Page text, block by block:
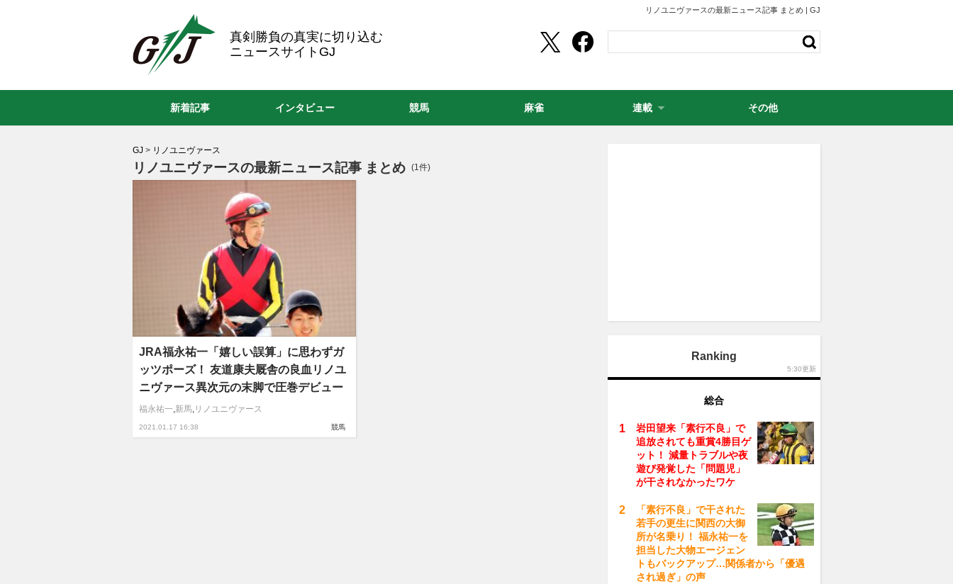
リノユニヴァースの最新ニュース記事 まとめ | GJ
真剣勝負の真実に切り込む
ニュースサイトGJ
GJ > リノユニヴァース
リノユニヴァースの最新ニュース記事 まとめ (1件)
2021.01.17 16:38
JRA福永祐一「嬉しい誤算」に思わずガ
ッツポーズ！ 友道康夫厩舎の良血リノユ
ニヴァース異次元の末脚で圧巻デビュー
福永祐一,新馬, リノユニヴァース
競馬
Ranking
5:30更新
総合
岩田望来「素行不良」で
追放されても重賞4勝目ゲ
ット！ 減量トラブルや夜
遊び発覚した「問題児」
が干されなかったワケ
「素行不良」で干された
若手の更生に関西の大御
所が名乗り！ 福永祐一を
担当した大物エージェン
トもバックアップ…関係者から「優遇
され過ぎ」の声
新着記事 インタビュー 競馬 麻雀 連載 その他